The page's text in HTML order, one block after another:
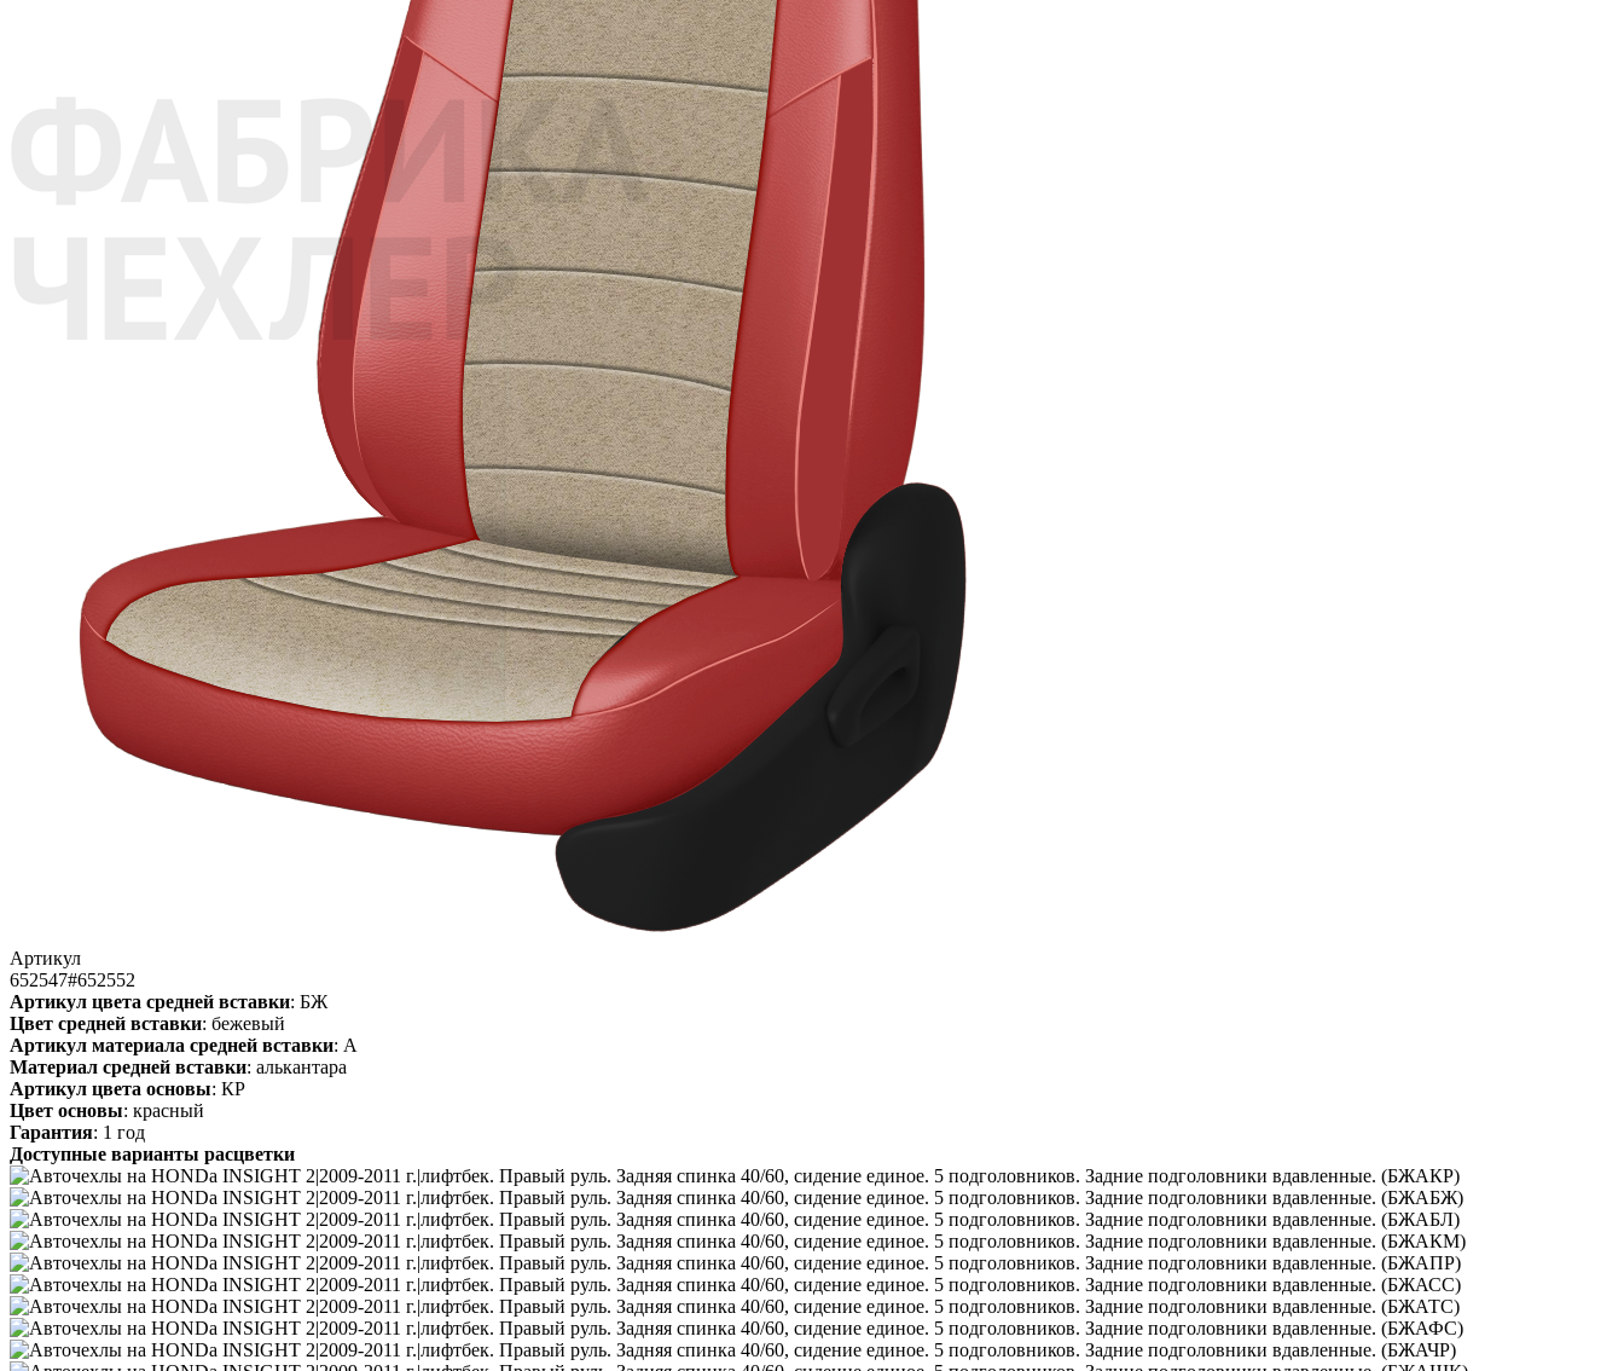
Артикул
652547#652552
Артикул цвета средней вставки: БЖ
Цвет средней вставки: бежевый
Артикул материала средней вставки: А
Материал средней вставки: алькантара
Артикул цвета основы: КР
Цвет основы: красный
Гарантия: 1 год
Доступные варианты расцветки